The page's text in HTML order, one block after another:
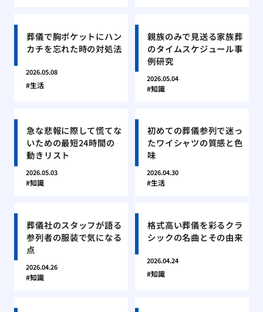
葬儀で胸ポケットにハン
カチを忘れた時の対処法
2026.05.08
生活
親族のみで見送る家族葬
のタイムスケジュール事
例研究
2026.05.04
知識
急な悲報に際して慌てな
いための最短24時間の
動きリスト
2026.05.03
知識
初めての葬儀参列で迷っ
たワイシャツの質感と色
味
2026.04.30
生活
葬儀社のスタッフが語る
参列者の服装で気になる
点
2026.04.26
知識
格式高い葬儀を彩るクラ
シックの名曲とその由来
2026.04.24
知識